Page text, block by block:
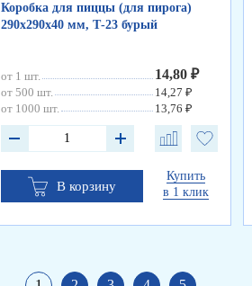
Коробка для пиццы (для пирога)
290х290х40 мм, Т-23 бурый
от 1 шт. 14,80 ₽
от 500 шт.
14,27 ₽
от 1000 шт.
13,76 ₽
В корзину
Купить
в 1 клик